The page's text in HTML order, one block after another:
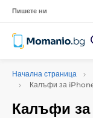
Пишете ни
Начална страница
Калъфи за
Калъфи